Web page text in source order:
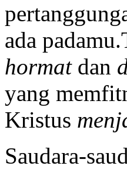
ada
hormatdan
yang
Kristus
Saudara-